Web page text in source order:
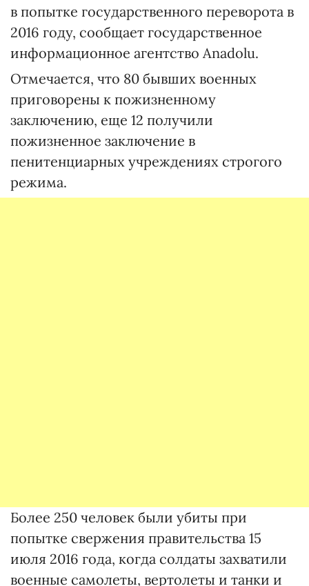
в попытке государственного переворота в
2016 году, сообщает государственное
информационное агентство Anadolu.
Отмечается, что 80 бывших военных
приговорены к пожизненному
заключению, еще 12 получили
пожизненное заключение в
пенитенциарных учреждениях строгого
режима.
Более 250 человек были убиты при
попытке свержения правительства 15
июля 2016 года, когда солдаты захватили
военные самолеты, вертолеты и танки и